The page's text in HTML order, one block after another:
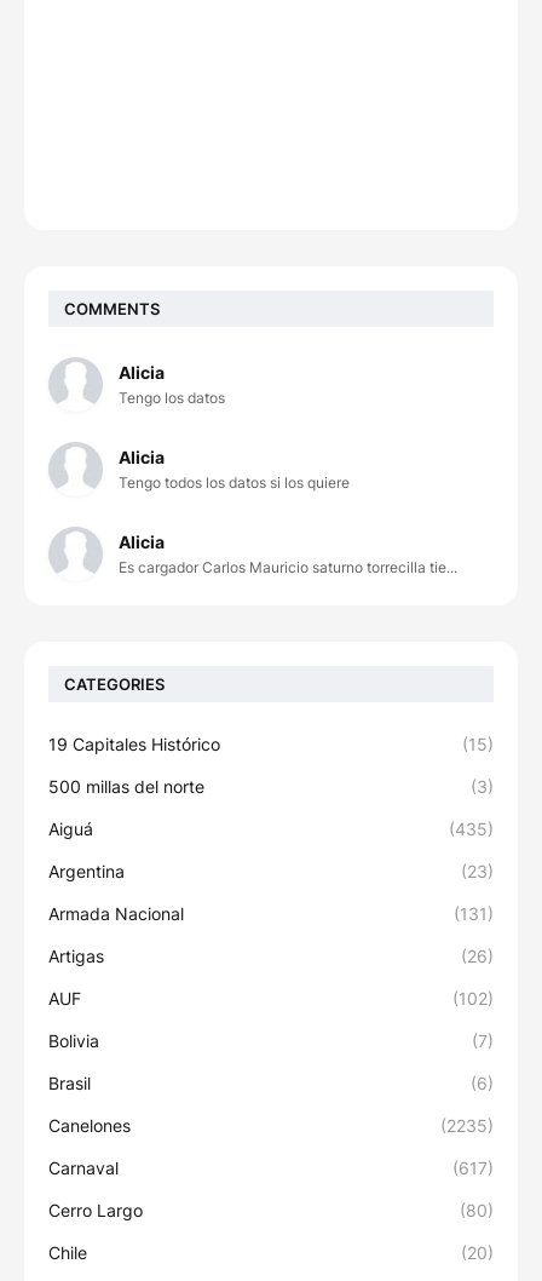
COMMENTS
Alicia
Tengo los datos
Alicia
Tengo todos los datos si los quiere
Alicia
Es cargador Carlos Mauricio saturno torrecilla tie...
CATEGORIES
19 Capitales Histórico (15)
500 millas del norte (3)
Aiguá (435)
Argentina (23)
Armada Nacional (131)
Artigas (26)
AUF (102)
Bolivia (7)
Brasil (6)
Canelones (2235)
Carnaval (617)
Cerro Largo (80)
Chile (20)